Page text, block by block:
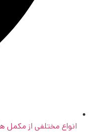
انواع مختلفی از مکمل